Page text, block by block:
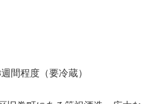
間程度（要冷蔵）